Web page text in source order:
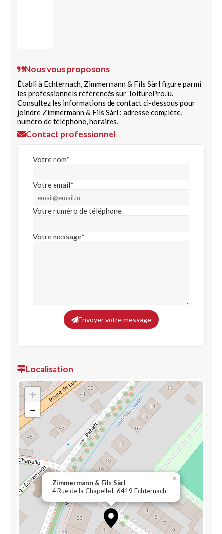
Nous vous proposons
Établi à Echternach, Zimmermann & Fils Sàrl figure parmi
les professionnels référencés sur ToiturePro.lu.
Consultez les informations de contact ci-dessous pour
joindre Zimmermann & Fils Sàrl : adresse complète,
numéro de téléphone, horaires.
Contact professionnel
Votre nom*
Votre email*
Votre numéro de téléphone
Votre message*
Envoyer votre message
Localisation
Zimmermann & Fils Sàrl
4 Rue de la Chapelle L-6419 Echternach
×
+
−